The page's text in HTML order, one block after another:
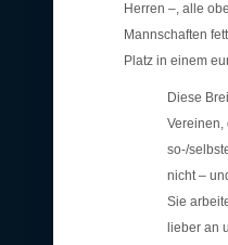
Herren –, alle
Mannschaften
Platz in einem
Diese
Vereinen,
so-/
nicht –
Sie
lieber an